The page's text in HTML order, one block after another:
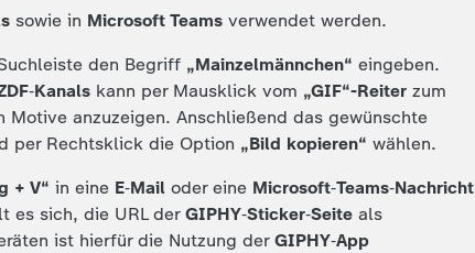
sowie in Microsoft Teams verwendet werden.
den Begriff „Mainzelmännchen“ eingeben.
kann per Mausklick vom „GIF“-Reiter zum
anzuzeigen. Anschließend das gewünschte
per Rechtsklick die Option „Bild kopieren“ wählen.
+ V“ in eine E‑Mail oder eine Microsoft‑Teams‑Nachricht
es sich, die URL der GIPHY‑Sticker‑Seite als
ist hierfür die Nutzung der GIPHY‑App